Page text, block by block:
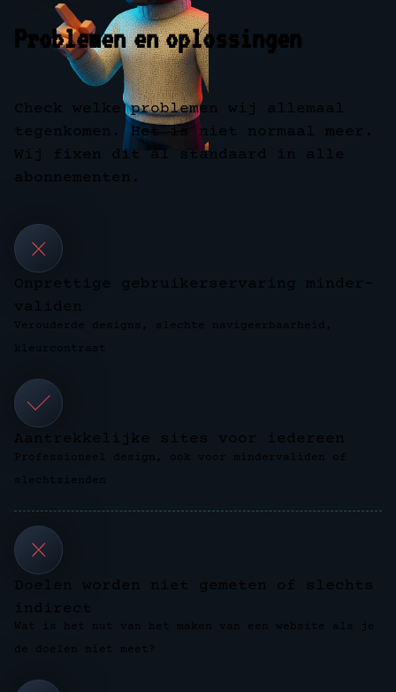
Problemen en oplossingen
Check welke problemen wij allemaal
tegenkomen. Het is niet normaal meer.
Wij fixen dit al standaard in alle
abonnementen.
Onprettige gebruikerservaring minder-
validen
Verouderde designs, slechte navigeerbaarheid,
kleurcontrast
Aantrekkelijke sites voor iedereen
Professioneel design, ook voor mindervaliden of
slechtzienden
Doelen worden niet gemeten of slechts
indirect
Wat is het nut van het maken van een website als je
de doelen niet meet?